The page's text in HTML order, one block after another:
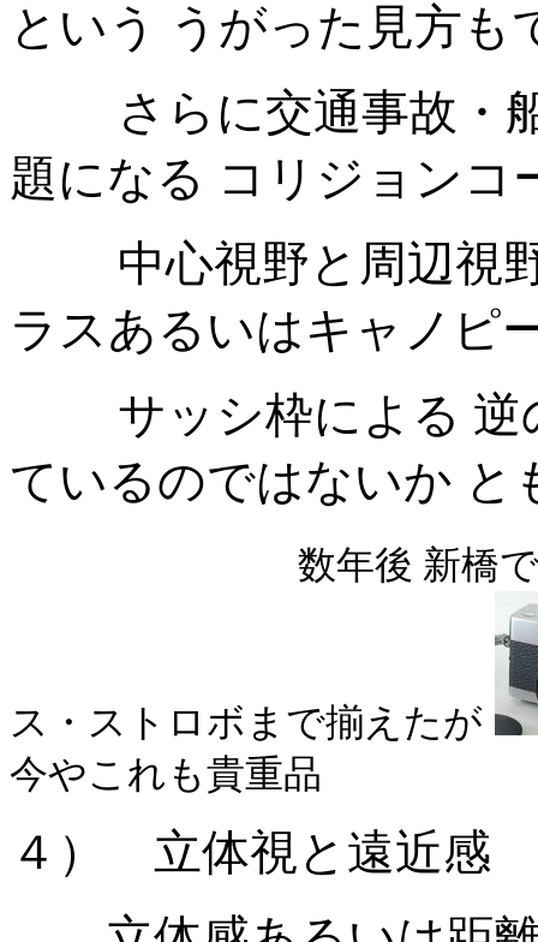
という うがった見方も
さらに交通事故・船
題になる コリジョンコ
中心視野と周辺視野
ラスあるいはキャノピ
サッシ枠による 逆
ているのではないか と
数年後 新橋
ス・ストロボまで揃えたが
今やこれも貴重品
４） 立体視と遠近感